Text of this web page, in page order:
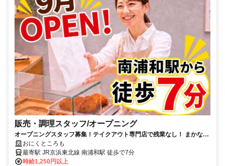
販売・調理スタッフ/オープニング
オープニングスタッフ募集！テイクアウト専門店で残業なし！ まかない
あり！週2～3日からOK！
おにくところも
最寄駅 JR京浜東北線 南浦和駅 徒歩で7分
時給1,250円以上